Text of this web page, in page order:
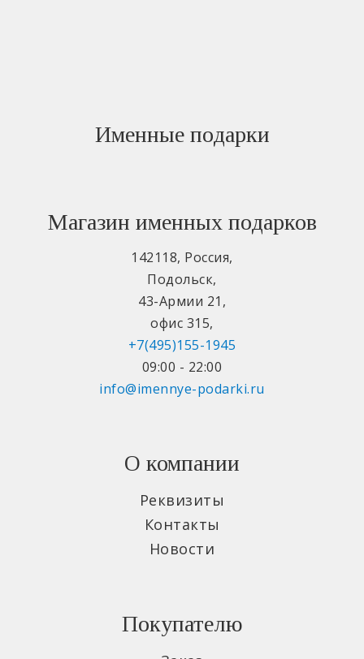
Именные подарки
Магазин именных подарков
142118, Россия,
Подольск,
43-Армии 21 ,
офис 315,
+7(495)155-1945
09:00 - 22:00
info@imennye-podarki.ru
О компании
Реквизиты
Контакты
Новости
Покупателю